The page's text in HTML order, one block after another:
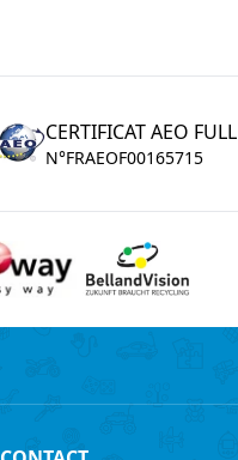
CERTIFICAT AEO FULL
N°FRAEOF00165715